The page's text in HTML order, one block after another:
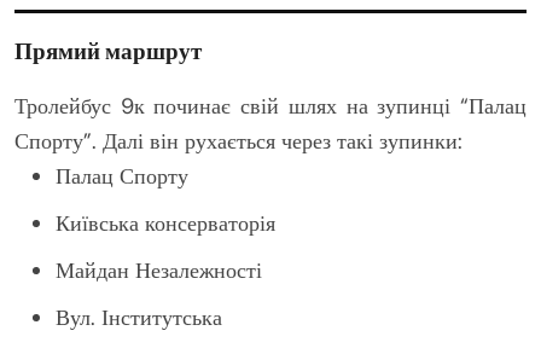
Прямий маршрут
Тролейбус 9к починає свій шлях на зупинці “Палац
Спорту”. Далі він рухається через такі зупинки:
Палац Спорту
Київська консерваторія
Майдан Незалежності
Вул. Інститутська